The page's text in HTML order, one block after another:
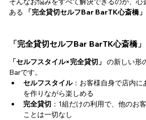
ある
「完全貸切セルフBar BarTK心斎橋」
「完全貸切セルフBar BarTK心斎橋」
「セルフスタイル×完全貸切」 の新しい形
Barです。
セルフスタイル：お客様自身で店内
を作りながら楽しめる
完全貸切 ：1組だけの利用で、他のお
ことは一切なし